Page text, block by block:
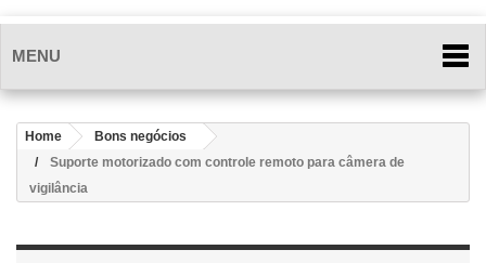
MENU
Home
Bons negócios
Suporte motorizado com controle remoto para câmera de
vigilância